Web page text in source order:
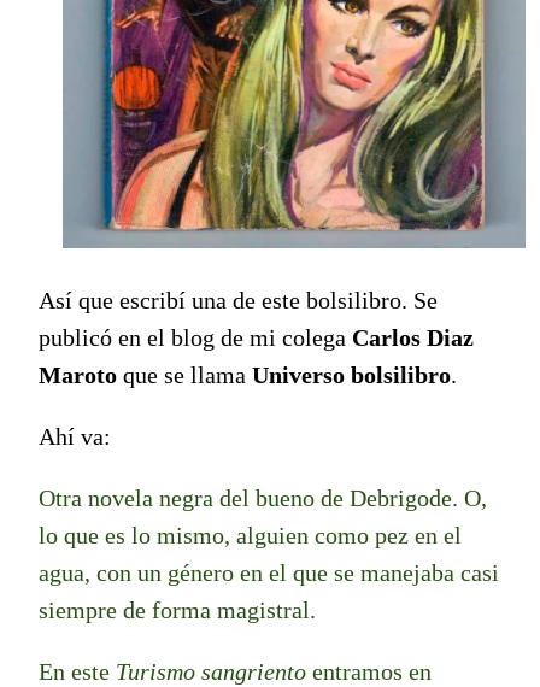
Así que escribí una de este bolsilibro. Se
publicó en el blog de mi colega Carlos Diaz
Maroto que se llama Universo bolsilibro.
Ahí va:
Otra novela negra del bueno de Debrigode. O,
lo que es lo mismo, alguien como pez en el
agua, con un género en el que se manejaba casi
siempre de forma magistral.
En este Turismo sangriento entramos en